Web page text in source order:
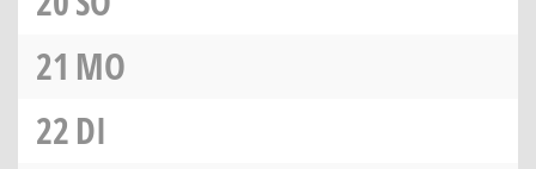
21 MO
22DI